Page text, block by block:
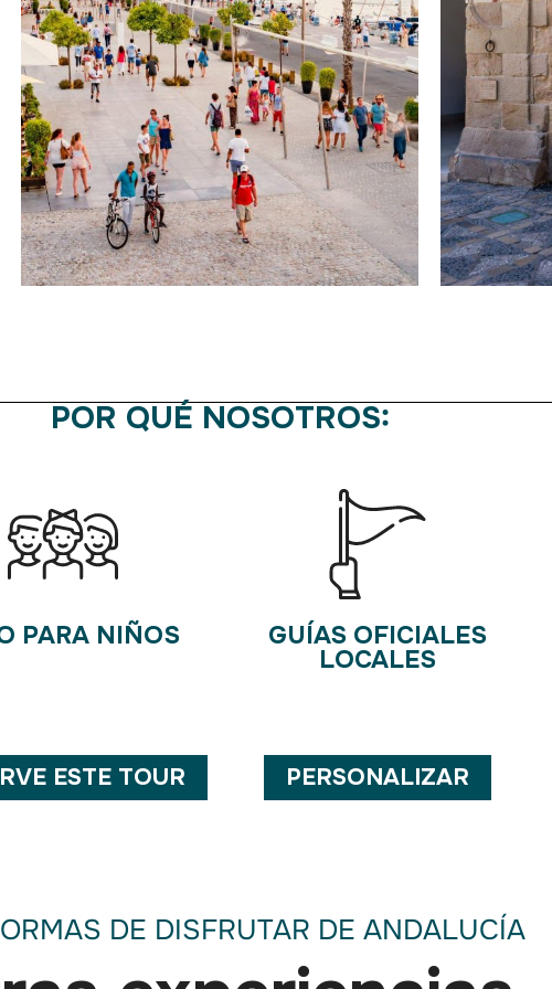
POR QUÉ NOSOTROS:
PARA NIÑOS GUÍAS OFICIALES
LOCALES
ESTE TOUR PERSONALIZAR
DE DISFRUTAR DE ANDALUCÍA